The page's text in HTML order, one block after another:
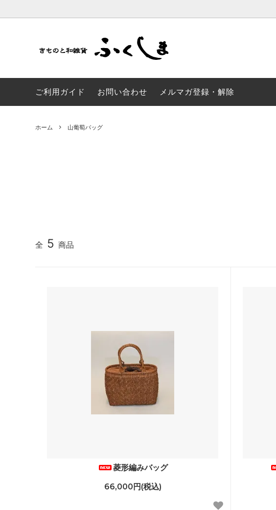
草履・足袋 和モダン
風呂敷
成人式 振袖 風呂敷足袋
ご利用ガイド お問い合わせ メルマガ登録・解除
ホーム 山葡萄バッグ
全 5 商品
菱形編みバッグ
66,000円(税込)